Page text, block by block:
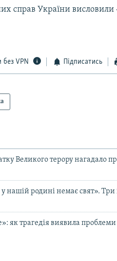
справ України висловили
без VPN Підписатись
Великого терору нагадало
родині немає свят». Три
як трагедія виявила проблеми